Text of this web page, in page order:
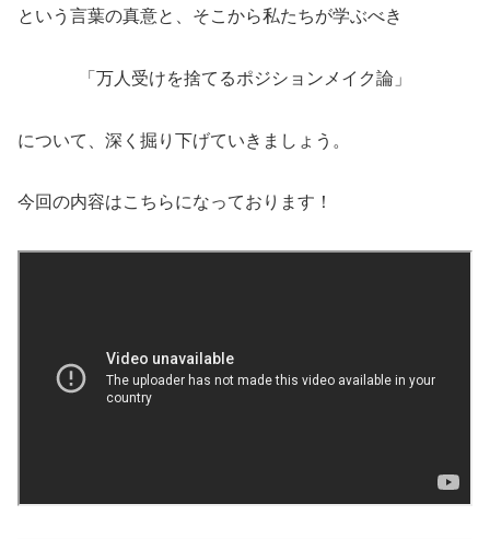
という言葉の真意と、そこから私たちが学ぶべき
「万人受けを捨てるポジションメイク論」
について、深く掘り下げていきましょう。
今回の内容はこちらになっております！